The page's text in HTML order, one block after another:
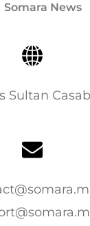
Somara News
Sultan